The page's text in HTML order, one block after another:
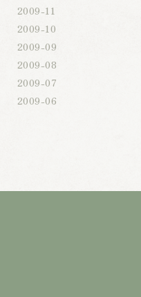
2009-11
2009-10
2009-09
2009-08
2009-07
2009-06